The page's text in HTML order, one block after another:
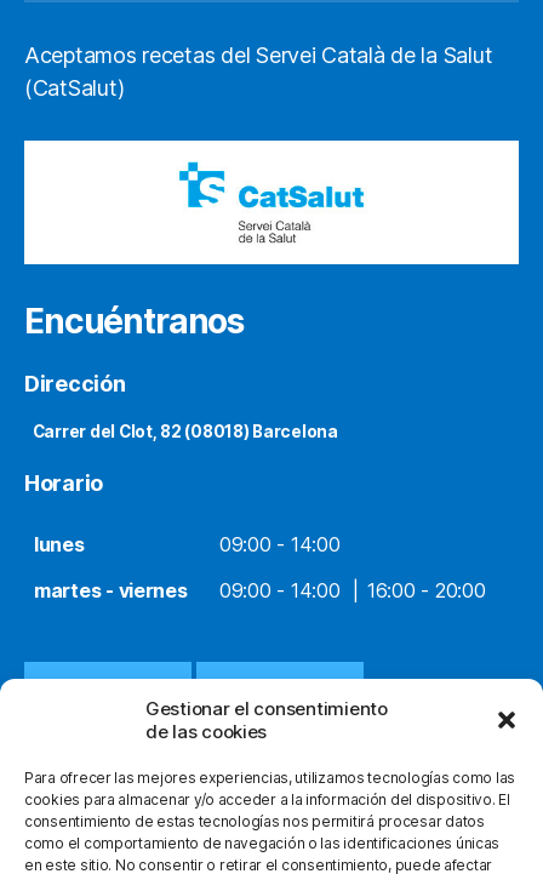
Gestionar el consentimiento
de las cookies
Para ofrecer las mejores experiencias, utilizamos tecnologías como las
cookies para almacenar y/o acceder a la información del dispositivo. El
consentimiento de estas tecnologías nos permitirá procesar datos
como el comportamiento de navegación o las identificaciones únicas
en este sitio. No consentir o retirar el consentimiento, puede afectar
Aceptamos recetas del Servei Català de la Salut
(CatSalut)
Encuéntranos
Dirección
Carrer del Clot, 82 (08018) Barcelona
Horario
lunes
09:00 - 14:00
martes - viernes
09:00 - 14:00 16:00 - 20:00
INFO@ORTOPEDIACLOT.COM